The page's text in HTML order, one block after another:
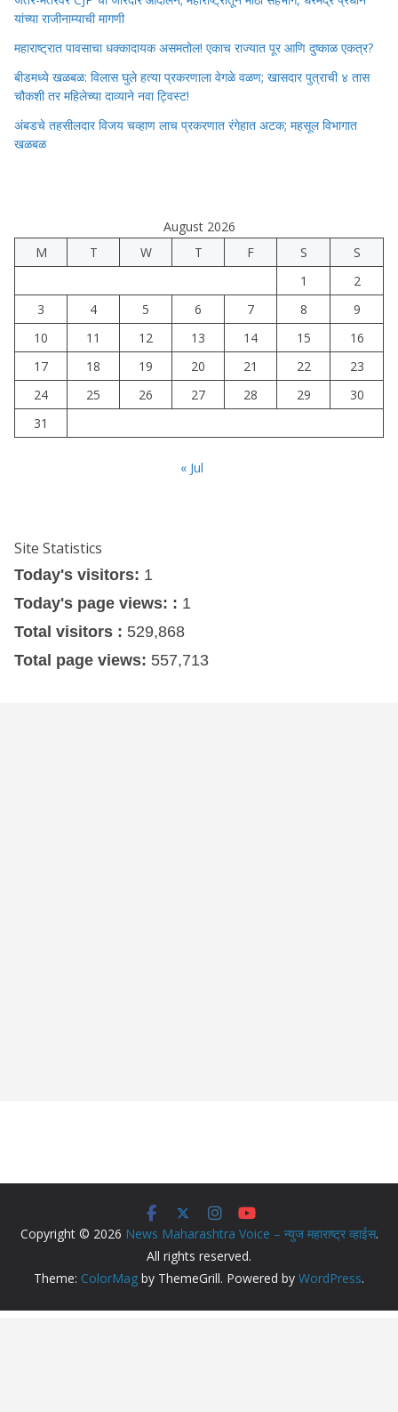
यांच्या राजीनाम्याची मागणी
महाराष्ट्रात पावसाचा धक्कादायक असमतोल! एकाच राज्यात पूर आणि दुष्काळ एकत्र?
बीडमध्ये खळबळ: विलास घुले हत्या प्रकरणाला वेगळे वळण; खासदार पुत्राची ४ तास
चौकशी तर महिलेच्या दाव्याने नवा ट्विस्ट!
अंबडचे तहसीलदार विजय चव्हाण लाच प्रकरणात रंगेहात अटक; महसूल विभागात
खळबळ
August 2026
M
T W T F S
S
1
2
3
4 5 6 7 8
9
10
11 12 13 14 15
16
17
18 19 20 21 22
23
24
25 26 27 28 29
30
31
« Jul
Site Statistics
Today's visitors: 1
Today's page views: : 1
Total visitors : 529,868
Total page views: 557,713
Copyright © 2026 News Maharashtra Voice – न्युज महाराष्ट्र व्हाईस.
All rights reserved.
Theme: ColorMag by ThemeGrill. Powered by WordPress.